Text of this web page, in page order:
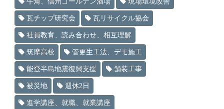
瓦チップ研究会 瓦リサイクル協会
社員教育、読み合わせ、相互理解
筑摩高校 管更生工法、デモ施工
能登半島地震復興支援 舗装工事
被災地 週休2日
進学講座、就職、就業講座